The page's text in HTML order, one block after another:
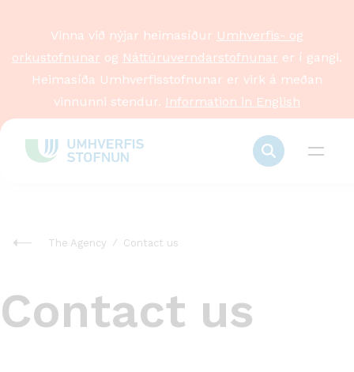
Vinna við nýjar heimasíður Umhverfis- og
orkustofnunar og Náttúruverndarstofnunar er í gangi.
Heimasíða Umhverfisstofnunar er virk á meðan
vinnunni stendur. Information in English
The Agency Contact us
Contact us